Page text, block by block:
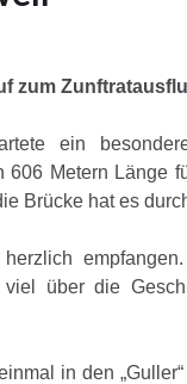
zum
ein
606 Metern Länge
Brücke hat es
über die
in den